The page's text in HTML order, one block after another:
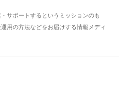
サポートするというミッションのも
用の方法などをお届けする情報メディ